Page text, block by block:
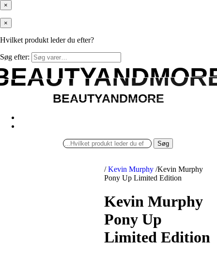
×
×
Hvilket produkt leder du efter?
Søg efter:
BEAUTYANDMORE
BEAUTYANDMORE
Søg
/ Kevin Murphy /Kevin Murphy
Pony Up Limited Edition
Kevin Murphy
Pony Up
Limited Edition